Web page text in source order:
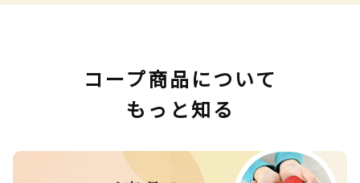
コープ商品について
もっと知る